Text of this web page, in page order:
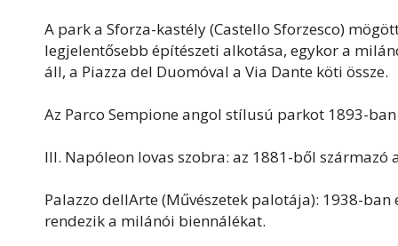
A park a Sforza-kastély (Castello Sforzesco)
legjelentősebb építészeti alkotása, egykor a
áll, a Piazza del Duomóval a Via Dante köti össze.
Az Parco Sempione angol stílusú parkot 1893-
III. Napóleon lovas szobra: az 1881-ből
Palazzo dellArte (Művészetek palotája): 1938-
rendezik a milánói biennálékat.